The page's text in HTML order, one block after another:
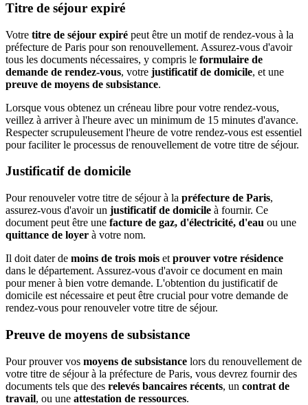
Titre de séjour expiré
Votre titre de séjour expiré peut être un motif de rendez-vous à la
préfecture de Paris pour son renouvellement. Assurez-vous d'avoir
tous les documents nécessaires, y compris le formulaire de
demande de rendez-vous, votre justificatif de domicile, et une
preuve de moyens de subsistance.
Lorsque vous obtenez un créneau libre pour votre rendez-vous,
veillez à arriver à l'heure avec un minimum de 15 minutes d'avance.
Respecter scrupuleusement l'heure de votre rendez-vous est essentiel
pour faciliter le processus de renouvellement de votre titre de séjour.
Justificatif de domicile
Pour renouveler votre titre de séjour à la préfecture de Paris,
assurez-vous d'avoir un justificatif de domicile à fournir. Ce
document peut être une facture de gaz, d'électricité, d'eau ou une
quittance de loyer à votre nom.
Il doit dater de moins de trois mois et prouver votre résidence
dans le département. Assurez-vous d'avoir ce document en main
pour mener à bien votre demande. L'obtention du justificatif de
domicile est nécessaire et peut être crucial pour votre demande de
rendez-vous pour renouveler votre titre de séjour.
Preuve de moyens de subsistance
Pour prouver vos moyens de subsistance lors du renouvellement de
votre titre de séjour à la préfecture de Paris, vous devrez fournir des
documents tels que des relevés bancaires récents, un contrat de
travail, ou une attestation de ressources.